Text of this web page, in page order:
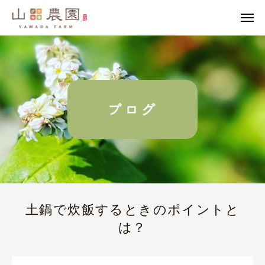
ブログ
土鍋で炊飯するときのポイントと
は？